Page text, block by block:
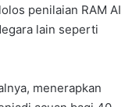
penilaian RAM AI
lain seperti
menerapkan